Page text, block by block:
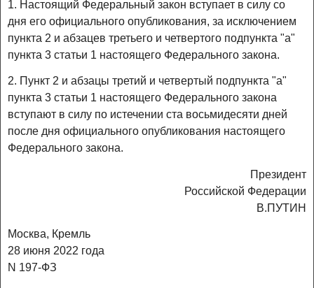
1. Настоящий Федеральный закон вступает в силу со
дня его официального опубликования, за исключением
пункта 2 и абзацев третьего и четвертого подпункта "а"
пункта 3 статьи 1 настоящего Федерального закона.
2. Пункт 2 и абзацы третий и четвертый подпункта "а"
пункта 3 статьи 1 настоящего Федерального закона
вступают в силу по истечении ста восьмидесяти дней
после дня официального опубликования настоящего
Федерального закона.
Президент
Российской Федерации
В.ПУТИН
Москва, Кремль
28 июня 2022 года
N 197-ФЗ